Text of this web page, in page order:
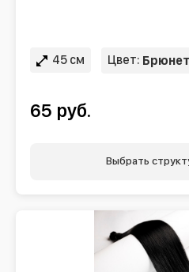
45 см Цвет: Брюнет
65 руб.
Выбрать